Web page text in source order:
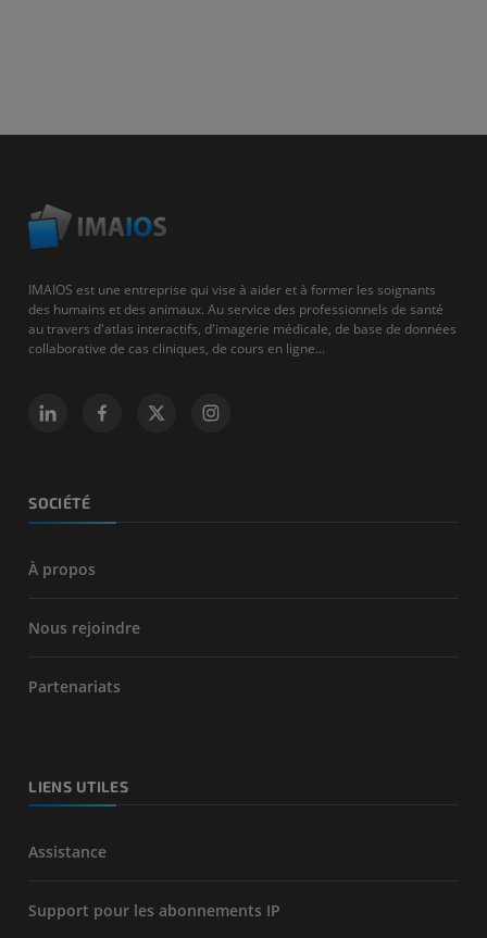
IMAIOS est une entreprise qui vise à aider et à former les soignants
des humains et des animaux. Au service des professionnels de santé
au travers d'atlas interactifs, d'imagerie médicale, de base de données
collaborative de cas cliniques, de cours en ligne...
SOCIÉTÉ
À propos
Nous rejoindre
Partenariats
LIENS UTILES
Assistance
Support pour les abonnements IP